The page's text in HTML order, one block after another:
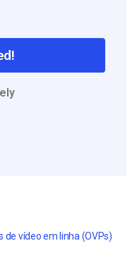
vídeo em linha (OVPs)